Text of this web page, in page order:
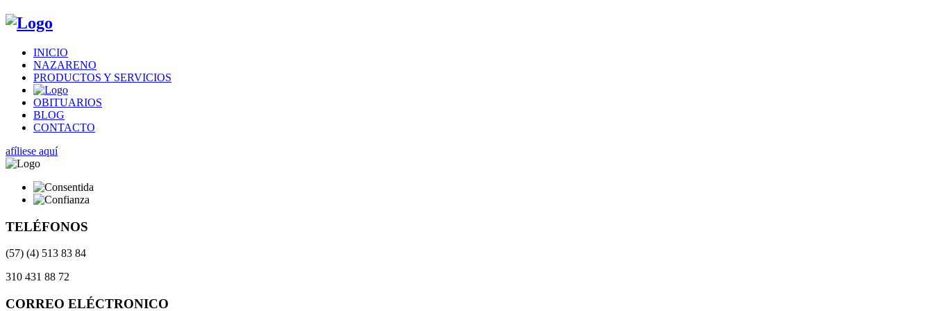
INICIO
NAZARENO
PRODUCTOS Y SERVICIOS
OBITUARIOS
BLOG
CONTACTO
afíliese aquí
TELÉFONOS
(57) (4) 513 83 84
310 431 88 72
CORREO ELÉCTRONICO